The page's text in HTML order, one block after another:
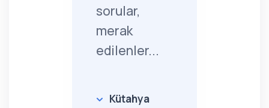
sorular,
merak
edilenler...
Kütahya